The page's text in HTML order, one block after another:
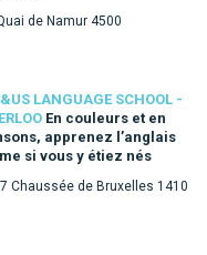
de Namur 4500
LANGUAGE SCHOOL -
En couleurs et en
apprenez l’anglais
si vous y étiez nés
Chaussée de Bruxelles 1410